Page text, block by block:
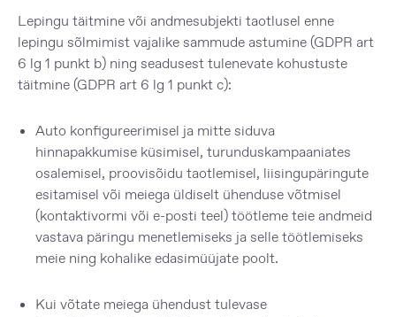
Lepingu täitmine või andmesubjekti taotlusel enne
lepingu sõlmimist vajalike sammude astumine(GDPR art
6 lg 1 punkt b) ning seadusest tulenevate kohustuste
täitmine (GDPR art 6 lg 1 punkt c):
Auto konfigureerimisel ja mitte siduva
hinnapakkumise küsimisel, turunduskampaaniates
osalemisel, proovisõidu taotlemisel, liisingupäringute
esitamisel või meiega üldiselt ühenduse võtmisel
(kontaktivormi või e-posti teel) töötleme teie andmeid
vastava päringu menetlemiseks ja selle töötlemiseks
meie ning kohalike edasimüüjate poolt.
Kui võtate meiega ühendust tulevase